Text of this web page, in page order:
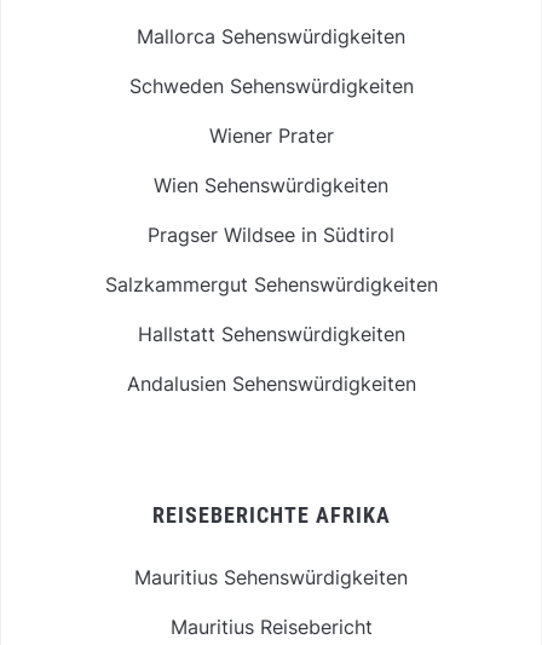
Mallorca Sehenswürdigkeiten
Schweden Sehenswürdigkeiten
Wiener Prater
Wien Sehenswürdigkeiten
Pragser Wildsee in Südtirol
Salzkammergut Sehenswürdigkeiten
Hallstatt Sehenswürdigkeiten
Andalusien Sehenswürdigkeiten
REISEBERICHTE AFRIKA
Mauritius Sehenswürdigkeiten
Mauritius Reisebericht